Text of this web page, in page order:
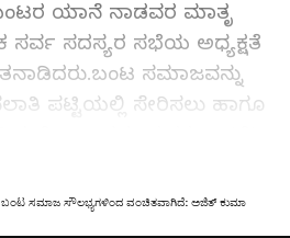
ಯಾನೆ ನಾಡವರ ಮಾತೃ
ಸರ್ವ ಸದಸ್ಯರ ಸಭೆಯ ಅಧ್ಯಕ್ಷತೆ
ಸಮಾಜವನ್ನು
ಪಟ್ಟಿಯಲ್ಲಿ ಸೇರಿಸಲು ಹಾಗೂ
ಮೀಸಲಾತಿಯಲ್ಲಿ ಸೇರಿಸುವ